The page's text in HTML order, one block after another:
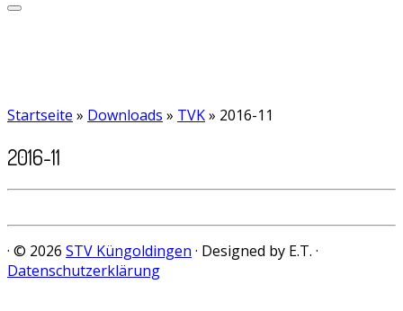
Startseite » Downloads » TVK» 2016-11
2016-11
· © 2026 STV Küngoldingen · Designed by E.T. ·
Datenschutzerklärung